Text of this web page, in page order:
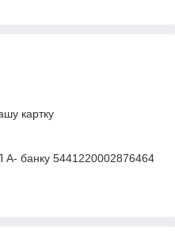
картку
А- банку 5441220002876464